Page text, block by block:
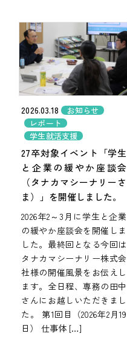
2026.03.18 お知らせ
レポート
学生就活支援
27卒対象イベント「学生
と企業の緩やか座談会
（タナカマシーナリーさ
ま）」を開催しました。
2026年2～3月に学生と企業
の緩やか座談会を開催しま
した。最終回となる今回は
タナカマシーナリー株式会
社様の開催風景をお伝えし
ます。全日程、専務の田中
さんにお越しいただきまし
た。 第1回目（2026年2月19
日） 仕事体 […]